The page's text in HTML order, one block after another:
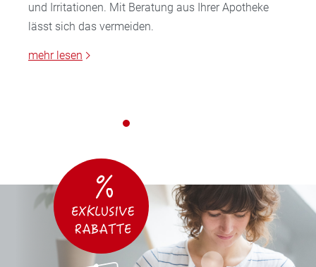
und Irritationen. Mit Beratung aus Ihrer Apotheke
lässt sich das vermeiden.
mehr lesen